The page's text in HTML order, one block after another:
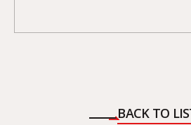
BACK TO